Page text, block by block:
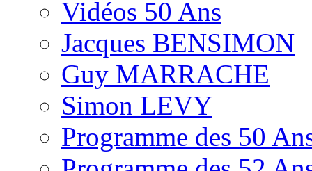
Vidéos 50 Ans
Jacques BENSIMON
Guy MARRACHE
Simon LEVY
Programme des 50